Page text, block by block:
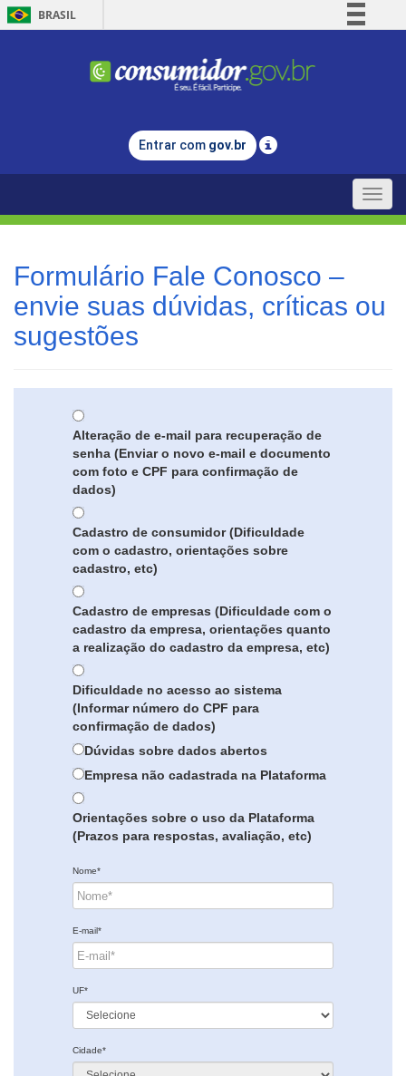
BRASIL
Comunica BR
Legislação
Entrar com gov.br
Toggle
Formulário Fale Conosco –
envie suas dúvidas, críticas ou
sugestões
Alteração de e-mail para recuperação de
senha (Enviar o novo e-mail e documento
com foto e CPF para confirmação de
dados)
Cadastro de consumidor (Dificuldade
com o cadastro, orientações sobre
cadastro, etc)
Cadastro de empresas (Dificuldade com o
cadastro da empresa, orientações quanto
a realização do cadastro da empresa, etc)
Dificuldade no acesso ao sistema
(Informar número do CPF para
confirmação de dados)
Dúvidas sobre dados abertos
Empresa não cadastrada na Plataforma
Orientações sobre o uso da Plataforma
(Prazos para respostas, avaliação, etc)
Nome*
E-mail*
UF*
Cidade*